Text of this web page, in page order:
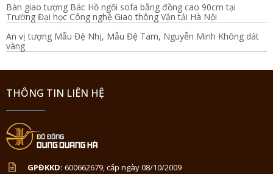
Bàn giao tượng Bác Hồ ngồi sofa bằng đồng cao 90cm tại
Trường Đại học Công nghệ Giao thông Vận tải Hà Nội
An vị tượng Mẫu Đệ Nhị, Mẫu Đệ Tam, Nguyễn Minh Không dát
vàng
THÔNG TIN LIÊN HỆ
GPĐKKD: 600662679, cấp ngày 08/10/2009